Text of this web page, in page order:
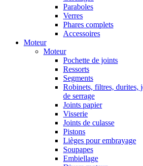
Paraboles
Verres
Phares complets
Accessoires
Moteur
Moteur
Pochette de joints
Ressorts
Segments
Robinets, filtres, durites,
de serrage
Joints papier
Visserie
Joints de culasse
Pistons
Lièges pour embrayage
Soupapes
Embiellage